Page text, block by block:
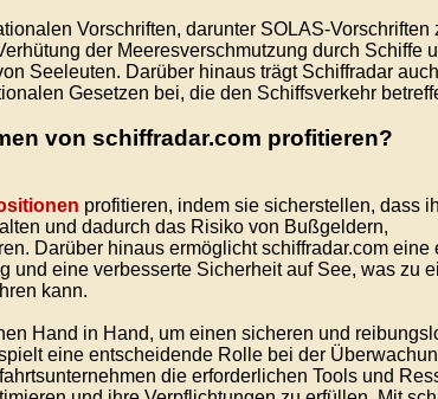
Vorschriften, darunter SOLAS-Vorschriften
der Meeresverschmutzung durch Schiffe
Seeleuten. Darüber hinaus trägt Schiffradar
Gesetzen bei, die den Schiffsverkehr
von schiffradar.com profitieren?
profitieren, indem sie sicherstellen, dass
und dadurch das Risiko von Bußgeldern,
Darüber hinaus ermöglicht schiffradar.com eine
und eine verbesserte Sicherheit auf See, was zu
kann.
Hand in Hand, um einen sicheren und
eine entscheidende Rolle bei der
die erforderlichen Tools und